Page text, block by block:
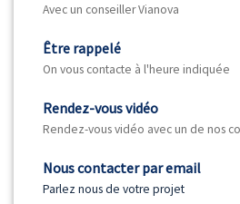
Avec un conseiller Vianova
Être rappelé
On vous contacte à l'heure indiquée
Rendez-vous vidéo
Rendez-vous vidéo avec un de nos
Nous contacter par email
Parlez nous de votre projet